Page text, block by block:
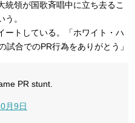
統領が国歌斉唱中に立ち去るこ
。
ートしている。「ホワイト・ハ
合でのPR行為をありがとう」
PR stunt.
月9日